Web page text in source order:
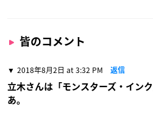
皆のコメント
2018年8月2日 at 3:32 PM 返信
立木さんは「モンスターズ・イン
あ。